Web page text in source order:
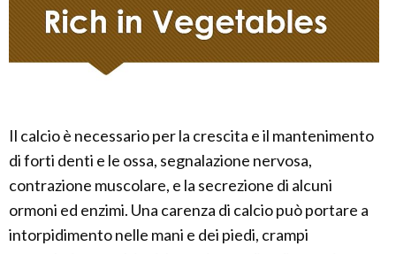
Il calcio è necessario per la crescita e il mantenimento
di forti denti e le ossa, segnalazione nervosa,
contrazione muscolare, e la secrezione di alcuni
ormoni ed enzimi. Una carenza di calcio può portare a
intorpidimento nelle mani e dei piedi, crampi